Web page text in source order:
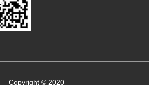
Copyright © 2020